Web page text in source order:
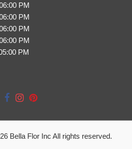
PM
PM
PM
PM
PM
Bella Flor Inc All rights reserved.